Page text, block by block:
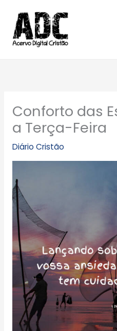
para
conteúdo
Conforto das
a Terça-Feira
Diário Cristão